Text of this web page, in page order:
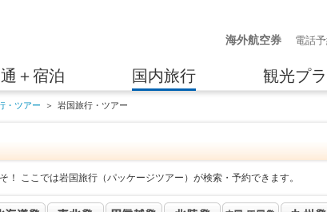
海外航空券 電話
＋宿泊 国内旅行 観光プ
・ツアー ＞ 岩国旅行・ツアー
ここでは岩国旅行（パッケージツアー）が検索・予約できます。